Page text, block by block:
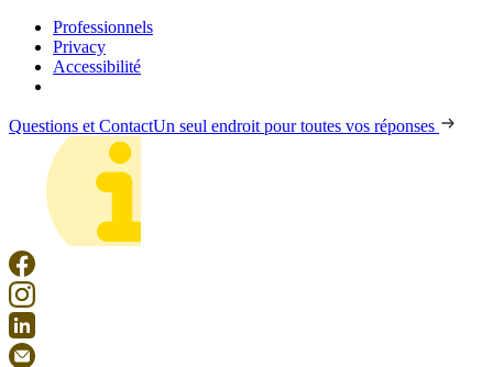
Professionnels
Privacy
Accessibilité
Questions et ContactUn seul endroit pour toutes vos réponses